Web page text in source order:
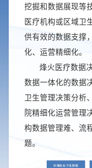
挖掘和数据展现等
医疗机构或区域卫
供有效的数据支撑
化、运营精细化。
烽火医疗数据
数据一体化的数据
卫生管理决策分析
院精细化运营管理
构数据管理难、流
题。